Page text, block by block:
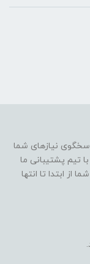
نیازهای شما
تیم پشتیبانی ما
ابتدا تا انتها